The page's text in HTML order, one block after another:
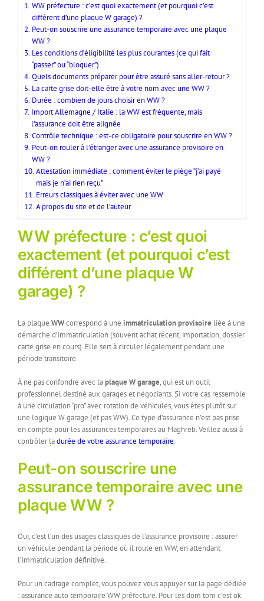
WW préfecture : c’est quoi exactement (et pourquoi c’est
différent d’une plaque W garage) ?
Peut-on souscrire une assurance temporaire avec une plaque
WW ?
Les conditions d’éligibilité les plus courantes (ce qui fait
“passer” ou “bloquer”)
Quels documents préparer pour être assuré sans aller-retour ?
La carte grise doit-elle être à votre nom avec une WW ?
Durée : combien de jours choisir en WW ?
Import Allemagne / Italie : la WW est fréquente, mais
l’assurance doit être alignée
Contrôle technique : est-ce obligatoire pour souscrire en WW ?
Peut-on rouler à l’étranger avec une assurance provisoire en
WW ?
Attestation immédiate : comment éviter le piège “j’ai payé
mais je n’ai rien reçu”
Erreurs classiques à éviter avec une WW
A propos du site et de l’auteur
WW préfecture : c’est quoi
exactement (et pourquoi c’est
différent d’une plaque W
garage) ?
La plaque WWcorrespond à une immatriculation provisoire liée à une
démarche d’immatriculation (souvent achat récent, importation, dossier
carte grise en cours). Elle sert à circuler légalement pendant une
période transitoire.
À ne pas confondre avec laplaque W garage, qui est un outil
professionnel destiné aux garages et négociants. Si votre cas ressemble
à une circulation “pro” avec rotation de véhicules, vous êtes plutôt sur
une logique W garage (et pas WW). Ce type d’assurance n’est pas prise
en compte pour les assurances temporaires au Maghreb. Veillez aussi à
contrôler ladurée de votre assurance temporaire.
Peut-on souscrire une
assurance temporaire avec une
plaque WW ?
Oui, c’est l’un des usages classiques de l’assurance provisoire : assurer
un véhicule pendant la période où il roule en WW, en attendant
l’immatriculation définitive.
Pour un cadrage complet, vous pouvez vous appuyer sur la page dédiée
: assurance auto temporaire WW préfecture. Pour les dom tom c’est ok.